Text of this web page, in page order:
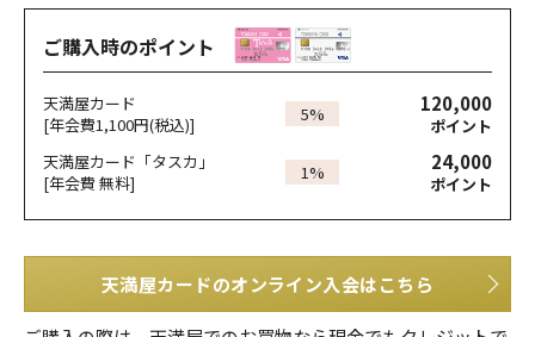
ご購入時のポイント
天満屋カード
[年会費1,100円(税込)]
5% 120,000
ポイント
天満屋カード「タスカ」
[年会費 無料]
1% 24,000
ポイント
天満屋カードのオンライン入会はこちら